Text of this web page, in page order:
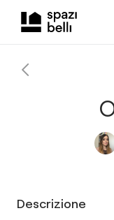
Descrizione